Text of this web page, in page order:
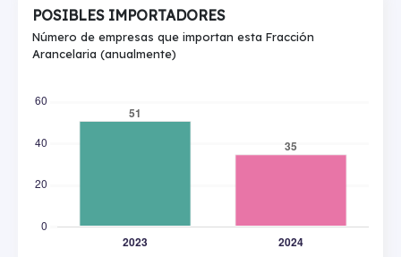
POSIBLES IMPORTADORES
Número de empresas que importan esta Fracción
Arancelaria (anualmente)